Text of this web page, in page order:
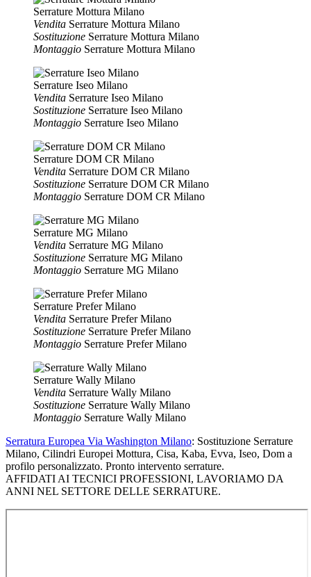
Serrature Mottura Milano
Vendita Serrature Mottura Milano
Sostituzione Serrature Mottura Milano
Montaggio Serrature Mottura Milano
Serrature Iseo Milano
Vendita Serrature Iseo Milano
Sostituzione Serrature Iseo Milano
Montaggio Serrature Iseo Milano
Serrature DOM CR Milano
Vendita Serrature DOM CR Milano
Sostituzione Serrature DOM CR Milano
Montaggio Serrature DOM CR Milano
Serrature MG Milano
Vendita Serrature MG Milano
Sostituzione Serrature MG Milano
Montaggio Serrature MG Milano
Serrature Prefer Milano
Vendita Serrature Prefer Milano
Sostituzione Serrature Prefer Milano
Montaggio Serrature Prefer Milano
Serrature Wally Milano
Vendita Serrature Wally Milano
Sostituzione Serrature Wally Milano
Montaggio Serrature Wally Milano
Serratura Europea Via Washington Milano: Sostituzione Serrature
Milano, Cilindri Europei Mottura, Cisa, Kaba, Evva, Iseo, Dom a
profilo personalizzato. Pronto intervento serrature.
AFFIDATI AI TECNICI PROFESSIONI, LAVORIAMO DA
ANNI NEL SETTORE DELLE SERRATURE.